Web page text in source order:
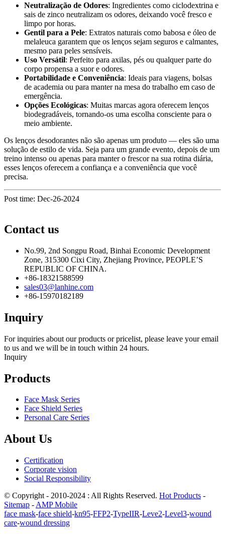
Neutralização de Odores: Ingredientes como ciclodextrina e
sais de zinco neutralizam os odores, deixando você fresco e
limpo por horas.
Gentil para a Pele: Extratos naturais como babosa e óleo de
melaleuca garantem que os lenços sejam seguros e calmantes,
mesmo para peles sensíveis.
Uso Versátil: Perfeito para axilas, pés ou qualquer parte do
corpo propensa a suor e odores.
Portabilidade e Conveniência: Ideais para viagens, bolsas
de academia ou para manter na mesa do trabalho em caso de
emergência.
Opções Ecológicas: Muitas marcas agora oferecem lenços
biodegradáveis, tornando-os uma escolha consciente para o
meio ambiente.
Os lenços desodorantes não são apenas um produto — eles são uma
solução de estilo de vida. Seja para um grande evento, depois de um
treino intenso ou apenas para manter o frescor na sua rotina diária,
esses lenços oferecem a confiança e a conveniência que você
precisa.
Post time: Dec-26-2024
Contact us
No.99, 2nd Songpu Road, Binhai Economic Development
Zone, 315300 Cixi City, Zhejiang Province, PEOPLE’S
REPUBLIC OF CHINA.
+86-18321588599
sales03@lanhine.com
+86-15970182189
Inquiry
For inquiries about our products or pricelist, please leave your email
to us and we will be in touch within 24 hours.
Inquiry
Products
Face Mask Series
Face Shield Series
Personal Care Series
About Us
Certification
Corporate vision
Social Responsibility
© Copyright - 2010-2024 : All Rights Reserved. Hot Products -
Sitemap - AMP Mobile
face mask-face shield-kn95-FFP2-TypeIIR-Leve2-Level3-wound
care-wound dressing